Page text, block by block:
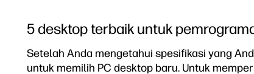
5 desktop terbaik untuk
Setelah Anda mengetahui spesifikasi yang
untuk memilih PC desktop baru. Untuk